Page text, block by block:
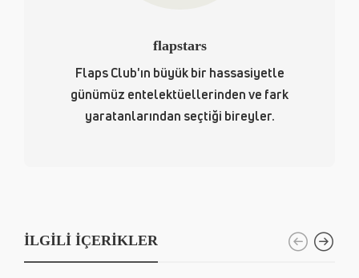
flapstars
Flaps Club'ın büyük bir hassasiyetle
günümüz entelektüellerinden ve fark
yaratanlarından seçtiği bireyler.
İLGILI İÇERIKLER